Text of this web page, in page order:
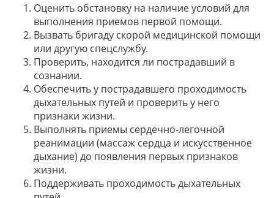
Оценить обстановку на наличие условий для
выполнения приемов первой помощи.
Вызвать бригаду скорой медицинской помощи
или другую спецслужбу.
Проверить, находится ли пострадавший в
сознании.
Обеспечить у пострадавшего проходимость
дыхательных путей и проверить у него
признаки жизни.
Выполнять приемы сердечно-легочной
реанимации (массаж сердца и искусственное
дыхание) до появления первых признаков
жизни.
Поддерживать проходимость дыхательных